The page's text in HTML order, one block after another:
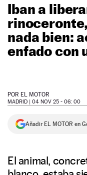
MOTOS
TECNOLOGÍA
SUPERCOCHES
MOTORTV
NEWSLETTER
SÍGUENOS
Iban a
nada bien:
enfado con
POR EL MOTOR
MADRID | 04 NOV 25 - 06: 00
Añadir EL MOTOR en
El animal,